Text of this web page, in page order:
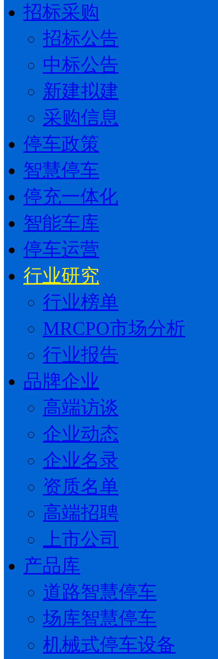
招标采购
招标公告
中标公告
新建拟建
采购信息
停车政策
智慧停车
停充一体化
智能车库
停车运营
行业研究
行业榜单
MRCPO市场分析
行业报告
品牌企业
高端访谈
企业动态
企业名录
资质名单
高端招聘
上市公司
产品库
道路智慧停车
场库智慧停车
机械式停车设备